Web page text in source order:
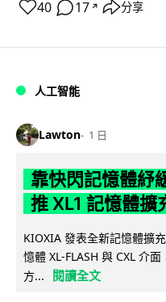
40 17 ↗ 分享
人工智能
Lawton 1 日
靠快閃記憶體紓
推 XL1 記憶體擴
KIOXIA 發表全新記憶體擴
憶體 XL-FLASH 與 CXL 介
方...
閱讀全文